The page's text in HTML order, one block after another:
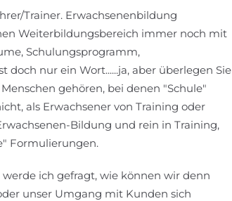
Trainer. Erwachsenenbildung
Weiterbildungsbereich immer noch mit
Schulungsprogramm,
doch nur ein Wort......ja, aber überlegen Sie
gehören, bei denen "Schule"
als Erwachsener von Training oder
Bildung und rein in Training,
Formulierungen.
ich gefragt, wie können wir denn
unser Umgang mit Kunden sich